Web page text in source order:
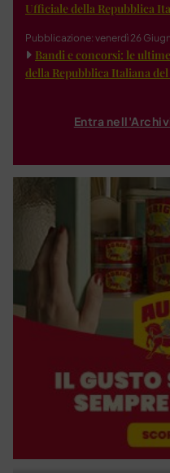
Ufficiale della Repubblica
Pubblicazione: venerdì 26
Bandi e concorsi: le
della Repubblica Italiana
Entra